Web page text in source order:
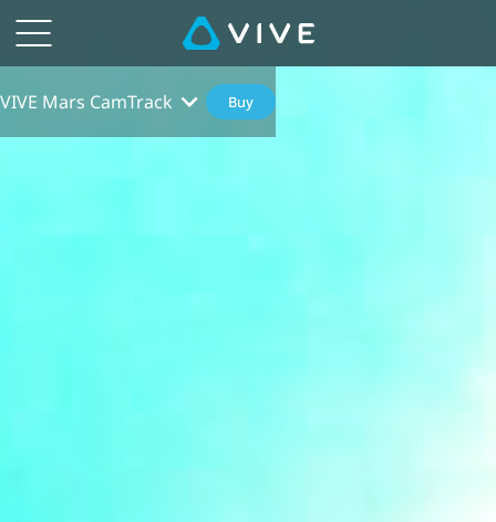
VIVE Mars CamTrack Buy